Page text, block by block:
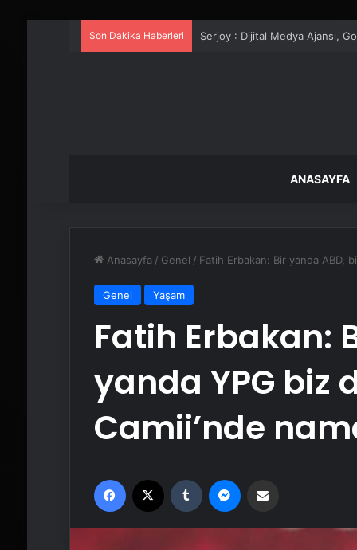
Son Dakika Haberleri UETDS Nedir ? Uetds.com İle
ANASAYFA
Anasayfa / Genel / Fatih Erbakan: Bir yanda ABD,
Genel Yaşam
Fatih Erbakan:
yanda YPG biz
Camii’nde
Facebook Tumblr